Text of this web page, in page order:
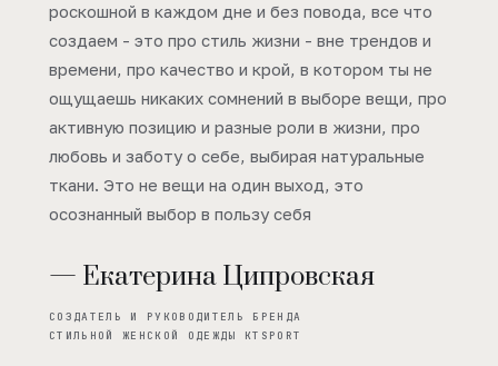
роскошной в каждом дне и без повода, все что
создаем - это про стиль жизни - вне трендов и
времени, про качество и крой, в котором ты не
ощущаешь никаких сомнений в выборе вещи, про
активную позицию и разные роли в жизни, про
любовь и заботу о себе, выбирая натуральные
ткани. Это не вещи на один выход, это
осознанный выбор в пользу себя
— Екатерина Ципровская
СОЗДАТЕЛЬ И РУКОВОДИТЕЛЬ БРЕНДА
СТИЛЬНОЙ ЖЕНСКОЙ ОДЕЖДЫ KTSPORT